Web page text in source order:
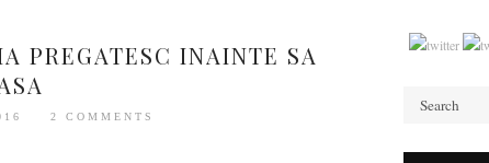
PREGATESC INAINTE SA
2 COMMENTS